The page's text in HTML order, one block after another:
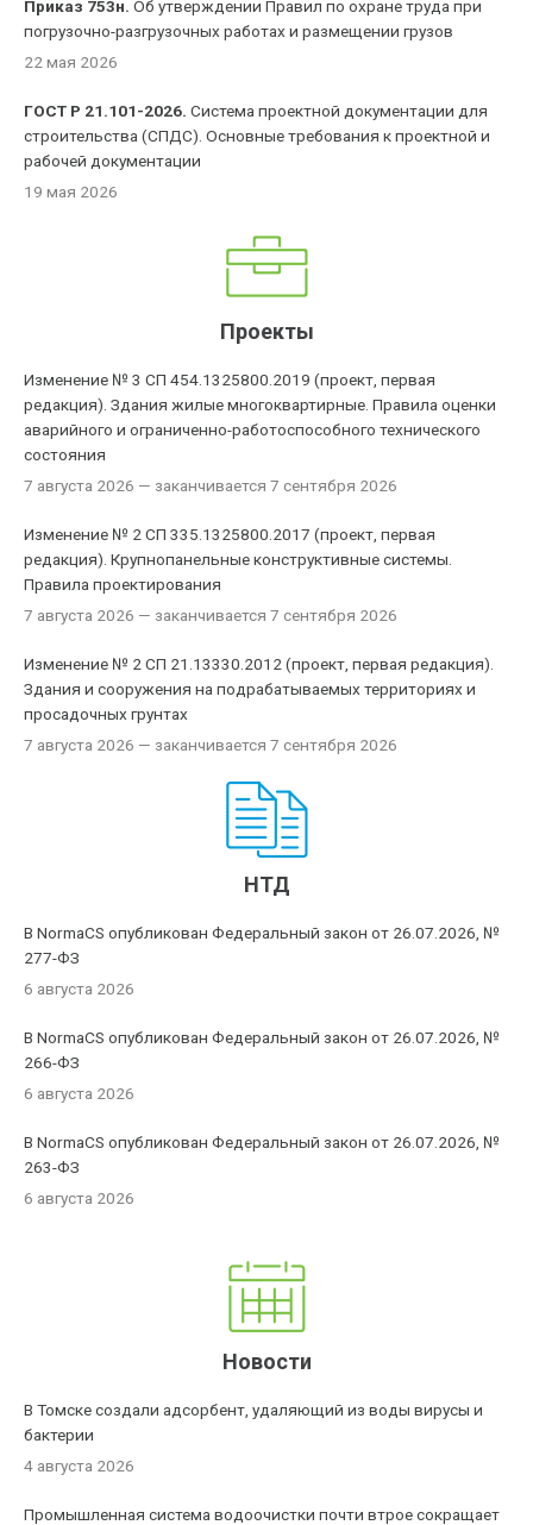
Приказ 753н. Об утверждении Правил по охране труда при
погрузочно-разгрузочных работах и размещении грузов
22 мая 2026
ГОСТ Р 21.101-2026. Система проектной документации для
строительства (СПДС). Основные требования к проектной и
рабочей документации
19 мая 2026
Проекты
Изменение № 3 СП 454.1325800.2019 (проект, первая
редакция). Здания жилые многоквартирные. Правила оценки
аварийного и ограниченно-работоспособного технического
состояния
7 августа 2026 — заканчивается 7 сентября 2026
Изменение № 2 СП 335.1325800.2017 (проект, первая
редакция). Крупнопанельные конструктивные системы.
Правила проектирования
7 августа 2026 — заканчивается 7 сентября 2026
Изменение № 2 СП 21.13330.2012 (проект, первая редакция).
Здания и сооружения на подрабатываемых территориях и
просадочных грунтах
7 августа 2026 — заканчивается 7 сентября 2026
НТД
В NormaCS опубликован Федеральный закон от 26.07.2026, №
277-ФЗ
6 августа 2026
В NormaCS опубликован Федеральный закон от 26.07.2026, №
266-ФЗ
6 августа 2026
В NormaCS опубликован Федеральный закон от 26.07.2026, №
263-ФЗ
6 августа 2026
Новости
В Томске создали адсорбент, удаляющий из воды вирусы и
бактерии
4 августа 2026
Промышленная система водоочистки почти втрое сокращает